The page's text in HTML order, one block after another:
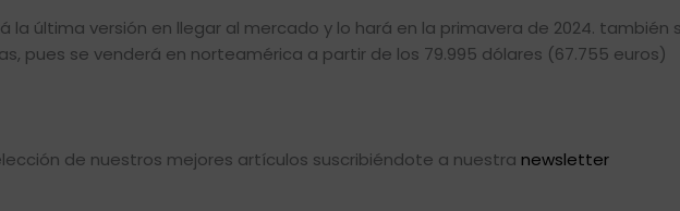
la última versión en llegar al mercado y lo hará en la primavera de 2024. también
pues se venderá en norteamérica a partir de los 79.995 dólares (67.755 euros)
de nuestros mejores artículos suscribiéndote a nuestra newsletter